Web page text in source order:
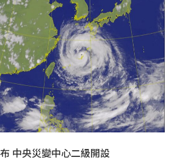
中央災變中心二級開設